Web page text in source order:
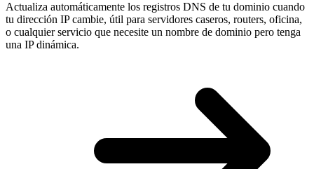
Actualiza automáticamente los registros DNS de tu dominio cuando
tu dirección IP cambie, útil para servidores caseros, routers, oficina,
o cualquier servicio que necesite un nombre de dominio pero tenga
una IP dinámica.